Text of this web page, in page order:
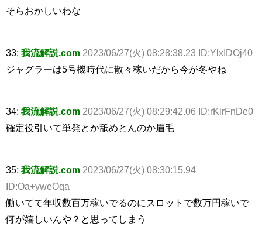
そらおかしいわな
33: 我流解説.com 2023/06/27(火) 08:28:38.23 ID:YlxIDOj40
ジャグラーは5号機時代に散々稼いだから今が冬やね
34: 我流解説.com 2023/06/27(火) 08:29:42.06 ID:rKlrFnDe0
確定役引いて単発とか舐めとんのか眉毛
35: 我流解説.com 2023/06/27(火) 08:30:15.94
ID:Oa+yweOqa
働いてて年収数百万稼いでるのにスロットで数万円稼いで
何が嬉しいんや？と思ってしまう